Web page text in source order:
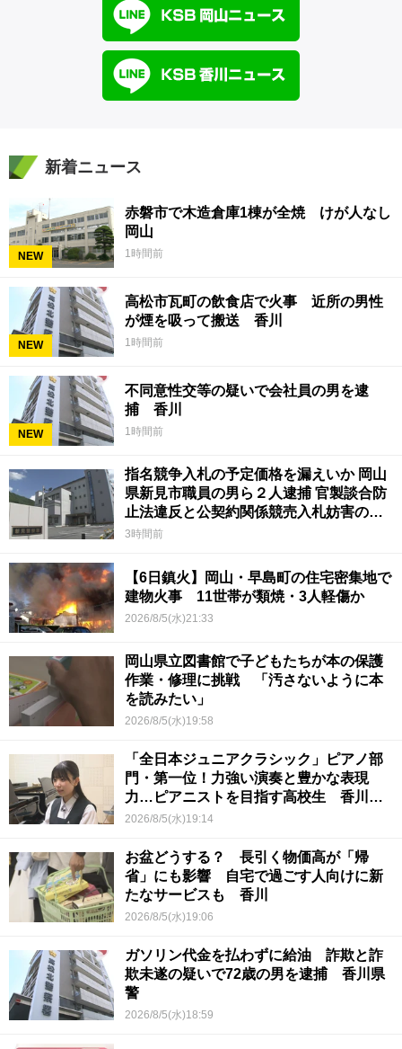
新着ニュース
NEW
赤磐市で木造倉庫1棟が全焼 けが人なし
岡山
1時間前
NEW
高松市瓦町の飲食店で火事 近所の男性
が煙を吸って搬送 香川
1時間前
NEW
不同意性交等の疑いで会社員の男を逮
捕 香川
1時間前
指名競争入札の予定価格を漏えいか 岡山
県新見市職員の男ら２人逮捕 官製談合防
止法違反と公契約関係競売入札妨害の疑
い
3時間前
【6日鎮火】岡山・早島町の住宅密集地で
建物火事 11世帯が類焼・3人軽傷か
2026/8/5(水)21:33
岡山県立図書館で子どもたちが本の保護
作業・修理に挑戦 「汚さないように本
を読みたい」
2026/8/5(水)19:58
「全日本ジュニアクラシック」ピアノ部
門・第一位！力強い演奏と豊かな表現
力…ピアニストを目指す高校生 香川
【青春のキセキ】
2026/8/5(水)19:14
お盆どうする？ 長引く物価高が「帰
省」にも影響 自宅で過ごす人向けに新
たなサービスも 香川
2026/8/5(水)19:06
ガソリン代金を払わずに給油 詐欺と詐
欺未遂の疑いで72歳の男を逮捕 香川県
警
2026/8/5(水)18:59